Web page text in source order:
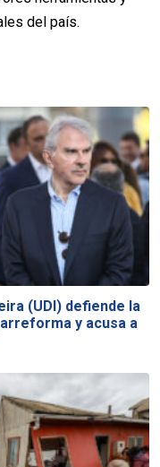
del país.
(UDI) defiende la
y acusa a